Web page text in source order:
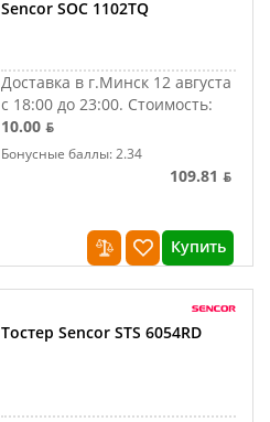
Sencor SOC 1102TQ
Доставка в г.Минск 12 августа
с 18:00 до 23:00. Стоимость:
10.00 ƃ
Бонусные баллы: 2.34
109.81 ƃ
Купить
Тостер Sencor STS 6054RD